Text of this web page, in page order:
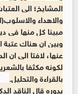
المشايخ؛ الى
والاهداء
مبينا كل منها في
وبين ان هناك
عنها، لافتا الى
لكونه مكثفا
بالقراءة والتحليل.
بدوره قال الناقد